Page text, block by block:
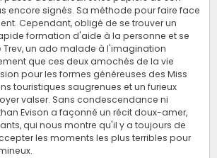
encore signés. Sa méthode pour faire face
Cependant, obligé de se trouver un
formation d'aide à la personne et se
Trev, un ado malade à l'imagination
que ces deux amochés de la vie
pour les formes généreuses des Miss
touristiques saugrenues et un furieux
valser. Sans condescendance ni
Evison a façonné un récit doux-amer,
qui nous montre qu'il y a toujours de
les moments les plus terribles pour